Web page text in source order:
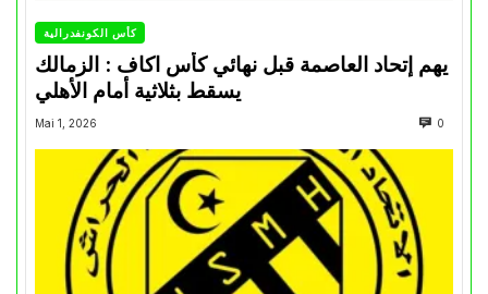
كأس الكونفدرالية
يهم إتحاد العاصمة قبل نهائي كأس اكاف : الزمالك
Mai 1, 2026 0